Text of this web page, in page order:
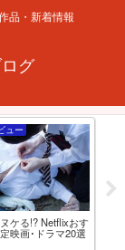
品・新着情報
グ
ュー
ケる!? Netflixおす
映画･ドラマ20選